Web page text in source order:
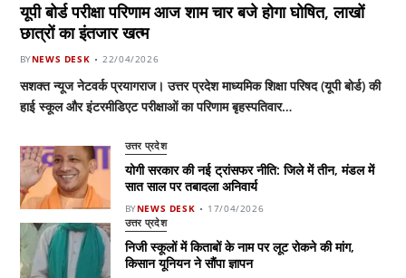
यूपी बोर्ड परीक्षा परिणाम आज शाम चार बजे होगा घोषित, लाखों
छात्रों का इंतजार खत्म
BYNEWS DESK 22/04/2026
सशक्त न्यूज नेटवर्क प्रयागराज। उत्तर प्रदेश माध्यमिक शिक्षा परिषद (यूपी बोर्ड) की
हाई स्कूल और इंटरमीडिएट परीक्षाओं का परिणाम बृहस्पतिवार…
उत्तर प्रदेश
योगी सरकार की नई ट्रांसफर नीति: जिले में तीन, मंडल में
सात साल पर तबादला अनिवार्य
BYNEWS DESK 17/04/2026
उत्तर प्रदेश
निजी स्कूलों में किताबों के नाम पर लूट रोकने की मांग,
किसान यूनियन ने सौंपा ज्ञापन